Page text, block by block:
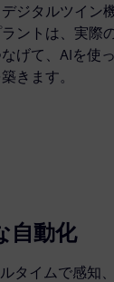
ジタルツイン
ントは、実際
げて、AIを使
きます。
自動化
タイムで感知